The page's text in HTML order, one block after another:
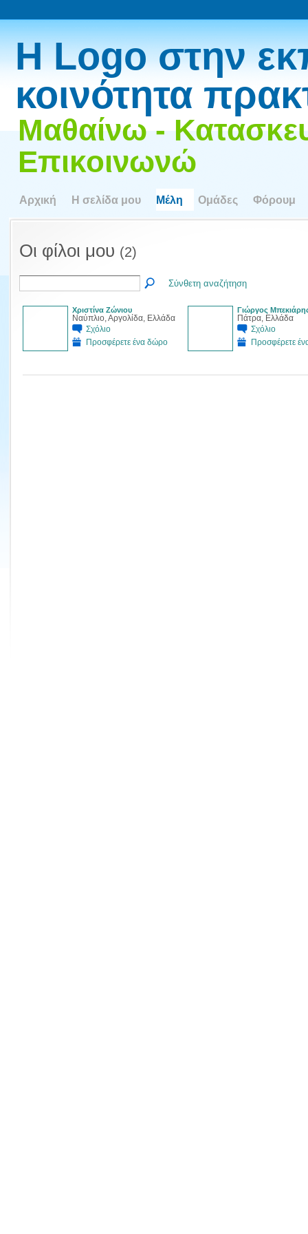
Η Logo στην
κοινότητα
Μαθαίνω -
Επικοινωνώ
Αρχική Η σελίδα μου Μέλη Ομάδες Φόρουμ
Οι φίλοι μου (2)
Σύνθετη αναζήτηση
Xριστίνα Ζώνιου
Ναύπλιο, Αργολίδα, Ελλάδα
Σχόλιο
Προσφέρετε ένα δώρο
Γιώργος
Πάτρα, Ελλάδα
Σχόλιο
Προσφέρετε